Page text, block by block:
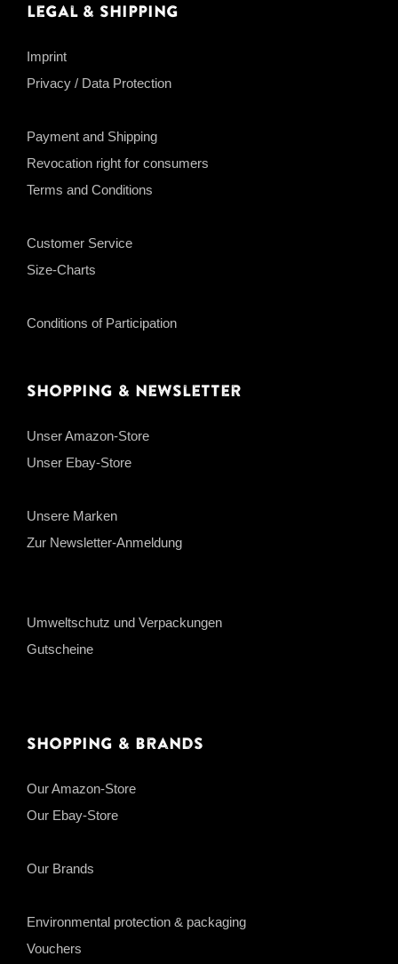
Legal & Shipping
Imprint
Privacy / Data Protection
Payment and Shipping
Revocation right for consumers
Terms and Conditions
Customer Service
Size-Charts
Conditions of Participation
Shopping & Newsletter
Unser Amazon-Store
Unser Ebay-Store
Unsere Marken
Zur Newsletter-Anmeldung
Umweltschutz und Verpackungen
Gutscheine
Shopping & Brands
Our Amazon-Store
Our Ebay-Store
Our Brands
Environmental protection & packaging
Vouchers